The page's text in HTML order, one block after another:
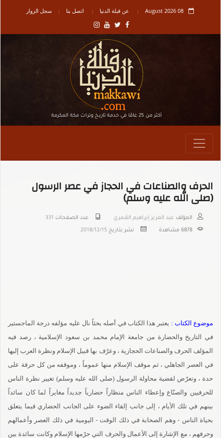
08 August 2026 عن قبلة الدنيا اتصل بنا سجل الزوار
أكثر من 25 عامًا في خدمة تاريـخ وتراث مكة المكرمة
الحرف والصناعات في الحجاز في عصر الرسول
(صلى الله عليه وسلم)
المؤلف عبد العزيز إبراهيم العُمري عدد الصفحات 331
6878 مشاهدة نشر بتاريخ 2018/12/15
موضوع الكتاب : يعتبر هذا الكتاب في أصله بحثاً نال عليه مؤلفه درجة الماجستير
في التاريخ والحضارة من جامعة الإمام محمد بن سعود الإسلامية ، رصد فيه
المؤلف الحرف والصناعات الحجازية ، وعرّف بها قبيل الإسلام ونظرة العرب إليها
في العصر الجاهلي ، ثم موقف الإسلام منها عموماً ، وموقفه من كل حرفة على
حدة ، وتعرّض لقضية محاولة الرسول (صلى الله عليه وسلم) تغيير نظرة الناس
للحرفيين والصنّاع وإعطاء الناس منظاراً حضارياً جديداً مغايراً لما كان سائداً
بينهم في تلك الأيام ، إلى جانب إلقاء الضوء على الجانب الحضاري فيما يتعلق
بحياة الناس - وهم الصحابة في ذلك الوقت - اليومية في ذلك العصر وأعمالهم
وحرفهم ، مع الإشارة إلى الأعمال والحرف التي حرّمها الإسلام وكانت سائدة بين